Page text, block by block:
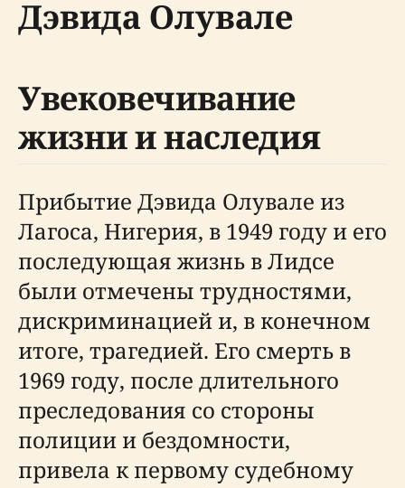
Дэвида Олувале
Увековечивание
жизни и наследия
Прибытие Дэвида Олувале из
Лагоса, Нигерия, в 1949 году и его
последующая жизнь в Лидсе
были отмечены трудностями,
дискриминацией и, в конечном
итоге, трагедией. Его смерть в
1969 году, после длительного
преследования со стороны
полиции и бездомности,
привела к первому судебному